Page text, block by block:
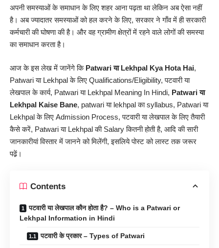
अपनी समस्याओं के समाधान के लिए शहर आना पढ़ता था लेकिन अब ऐसा नहीं
है। अब ज्यादातर समस्याओं को हल करने के लिए, सरकार ने गाँव में ही सरकारी
कर्मचारी की घोषणा की है। और वह ग्रामीण क्षेत्रों में रहने वाले लोगों की समस्या
का समाधान करता है।
आज के इस लेख में जानेंगे कि Patwari या Lekhpal Kya Hota Hai,
Patwari या Lekhpal के लिए Qualifications/Eligibility, पटवारी या
लेखपाल के कार्य, Patwari या Lekhpal Meaning In Hindi, Patwari या
Lekhpal Kaise Bane, patwari या lekhpal का syllabus, Patwari या
Lekhpal के लिए Admission Process, पटवारी या लेखपाल के लिए तैयारी
कैसे करें, Patwari या Lekhpal की Salary कितनी होती है, आदि की सारी
जानकारीयां विस्तार में जानने को मिलेंगी, इसलिये पोस्ट को लास्ट तक जरूर
पढे़ं।
Contents
पटवारी या लेखपाल कौन होता है? – Who is a Patwari or
Lekhpal Information in Hindi
पटवारी के प्रकार – Types of Patwari